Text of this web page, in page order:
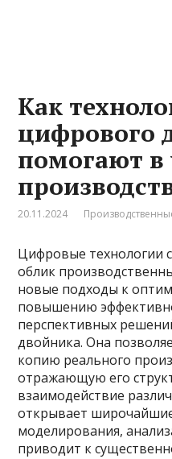
Как
цифрового
помогают в
20.11.2024
Цифровые технологии
облик
новые подходы к
повышению
перспективных
двойника. Она
копию реального
отражающую его
взаимодействие
открывает
моделирования,
приводит к